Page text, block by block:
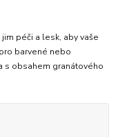
péči a lesk, aby vaše
barvené nebo
s obsahem granátového